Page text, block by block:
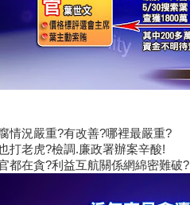
情況嚴重?有改善?哪裡最嚴重?
打老虎?檢調.廉政署辦案辛酸!
都在貪?利益互航關係網綿密難破?